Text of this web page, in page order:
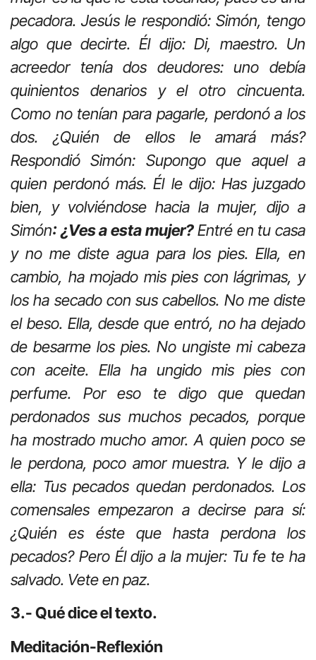
pecadora. Jesús le respondió: Simón, tengo
algo que decirte. Él dijo: Di, maestro. Un
acreedor tenía dos deudores: uno debía
quinientos denarios y el otro cincuenta.
Como no tenían para pagarle, perdonó a los
dos. ¿Quién de ellos le amará más?
Respondió Simón: Supongo que aquel a
quien perdonó más. Él le dijo: Has juzgado
bien, y volviéndose hacia la mujer, dijo a
Simón: ¿Ves a esta mujer?Entré en tu casa
y no me diste agua para los pies. Ella, en
cambio, ha mojado mis pies con lágrimas, y
los ha secado con sus cabellos. No me diste
el beso. Ella, desde que entró, no ha dejado
de besarme los pies. No ungiste mi cabeza
con aceite. Ella ha ungido mis pies con
perfume. Por eso te digo que quedan
perdonados sus muchos pecados, porque
ha mostrado mucho amor. A quien poco se
le perdona, poco amor muestra. Y le dijo a
ella: Tus pecados quedan perdonados. Los
comensales empezaron a decirse para sí:
¿Quién es éste que hasta perdona los
pecados? Pero Él dijo a la mujer: Tu fe te ha
salvado. Vete en paz.
3.- Qué dice el texto.
Meditación-Reflexión